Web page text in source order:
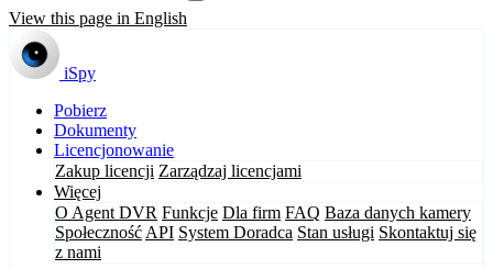
View this page in English
iSpy
Pobierz
Dokumenty
Licencjonowanie
Zakup licencji Zarządzaj licencjami
Więcej
O Agent DVR Funkcje Dla firm FAQ Baza danych kamery
Społeczność API System Doradca Stan usługi Skontaktuj się
z nami